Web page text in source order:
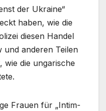
der Ukraine“
haben, wie die
diesen Handel
und anderen Teilen
wie die ungarische
Frauen für „Intim-